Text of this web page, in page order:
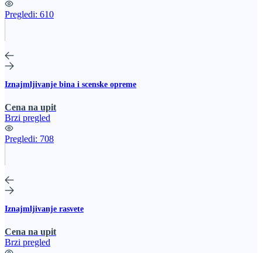
Pregledi: 610
Iznajmljivanje bina i scenske opreme
Cena na upit
Brzi pregled
Pregledi: 708
Iznajmljivanje rasvete
Cena na upit
Brzi pregled